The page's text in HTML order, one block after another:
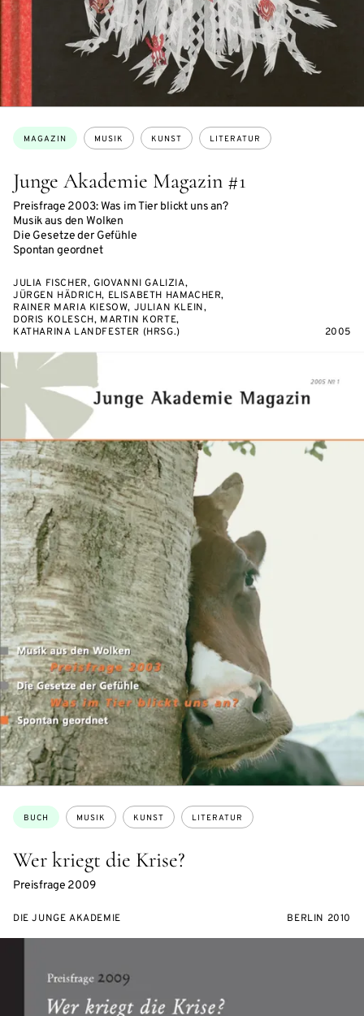
Junge Akademie Magazin #1
Preisfrage 2003: Was im Tier blickt uns an?
Musik aus den Wolken
Die Gesetze der Gefühle
Spontan geordnet
Themen:
MAGAZIN MUSIK KUNST LITERATUR
JULIA FISCHER, GIOVANNI GALIZIA,
JÜRGEN HÄDRICH, ELISABETH HAMACHER,
RAINER MARIA KIESOW, JULIAN KLEIN,
DORIS KOLESCH, MARTIN KORTE,
KATHARINA LANDFESTER (HRSG.)
2005
Wer kriegt die Krise?
Preisfrage 2009
Themen:
BUCH MUSIK KUNST LITERATUR
DIE JUNGE AKADEMIE BERLIN 2010